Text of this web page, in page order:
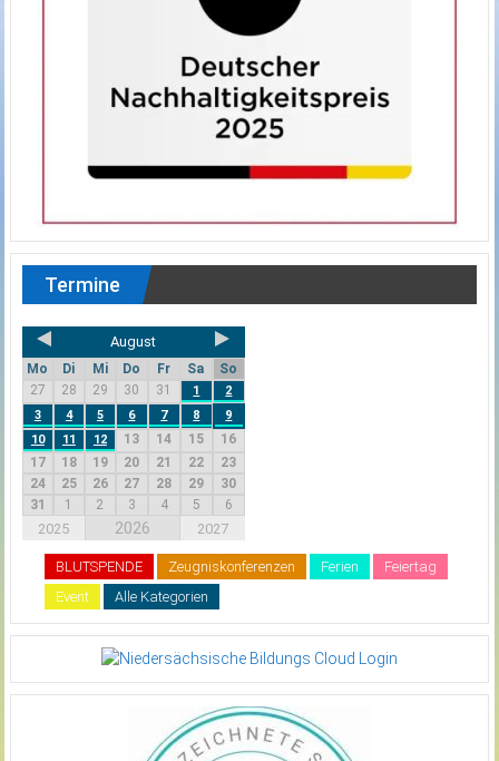
Termine
August
Mo Di Mi Do Fr Sa
So
27
28 29 30 31 1
2
3
4 5 6 7 8
9
10
11 12 13 14 15
16
17
18 19 20 21 22
23
24
25 26 27 28 29
30
31
1 2 3 4 5 6
2025 2026 2027
BLUTSPENDE Zeugniskonferenzen Ferien
Feiertag
Event
Alle Kategorien